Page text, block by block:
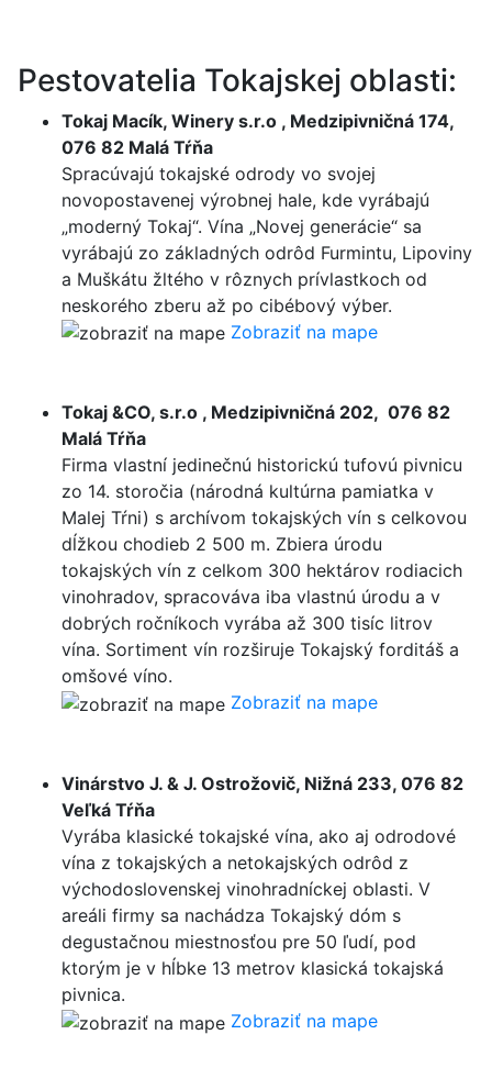
Pestovatelia Tokajskej oblasti:
Tokaj Macík, Winery s.r.o , Medzipivničná 174,
076 82 Malá Tŕňa
Spracúvajú tokajské odrody vo svojej
novopostavenej výrobnej hale, kde vyrábajú
„moderný Tokaj“. Vína „Novej generácie“ sa
vyrábajú zo základných odrôd Furmintu, Lipoviny
a Muškátu žltého v rôznych prívlastkoch od
neskorého zberu až po cibébový výber.
Zobraziť na mape
Tokaj &CO, s.r.o , Medzipivničná 202, 076 82
Malá Tŕňa
Firma vlastní jedinečnú historickú tufovú pivnicu
zo 14. storočia (národná kultúrna pamiatka v
Malej Tŕni) s archívom tokajských vín s celkovou
dĺžkou chodieb 2 500 m. Zbiera úrodu
tokajských vín z celkom 300 hektárov rodiacich
vinohradov, spracováva iba vlastnú úrodu a v
dobrých ročníkoch vyrába až 300 tisíc litrov
vína. Sortiment vín rozširuje Tokajský forditáš a
omšové víno.
Zobraziť na mape
Vinárstvo J. & J. Ostrožovič, Nižná 233, 076 82
Veľká Tŕňa
Vyrába klasické tokajské vína, ako aj odrodové
vína z tokajských a netokajských odrôd z
východoslovenskej vinohradníckej oblasti. V
areáli firmy sa nachádza Tokajský dóm s
degustačnou miestnosťou pre 50 ľudí, pod
ktorým je v hĺbke 13 metrov klasická tokajská
pivnica.
Zobraziť na mape